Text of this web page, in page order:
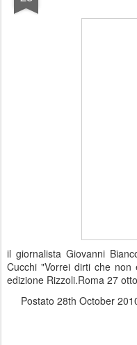
il giornalista Giovanni
Cucchi "Vorrei dirti che
edizione Rizzoli.Roma 27
Postato 28th October